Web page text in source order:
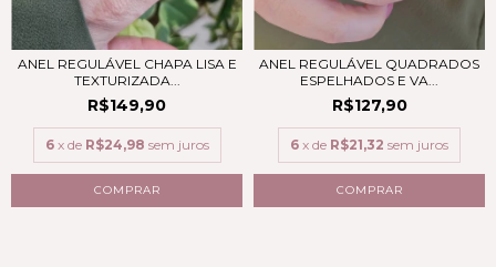
ANEL REGULÁVEL CHAPA LISA E
TEXTURIZADA...
R$149,90
6 x de R$24,98 sem juros
COMPRAR
ANEL REGULÁVEL QUADRADOS
ESPELHADOS E VA...
R$127,90
6 x de R$21,32 sem juros
COMPRAR